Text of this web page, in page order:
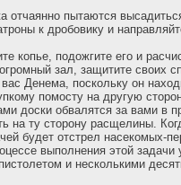
пытаются
к дробовику и
копье, подожгите его и
зал, защитите своих
Денема, поскольку он
помосту на другую
доски обвалятся за вами в
на ту сторону расщелины.
будет отстрел насекомых-
выполнения этой задачи
и несколькими